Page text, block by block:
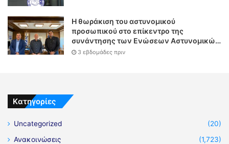
Η θωράκιση του αστυνομικού
προσωπικού στο επίκεντρο της
συνάντησης των Ενώσεων Αστυνομικών
Υπαλλήλων Αθηνών και Θεσσαλονίκης
3 εβδομάδες πριν
Kατηγορίες
Uncategorized
(20)
Ανακοινώσεις
(1,723)